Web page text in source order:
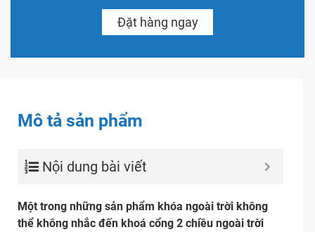
Mô tả sản phẩm
Nội dung bài viết
Một trong những sản phẩm khóa ngoài trời không
thể không nhắc đến khoá cổng 2 chiều ngoài trời